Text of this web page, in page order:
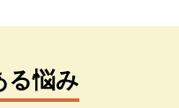
る悩み